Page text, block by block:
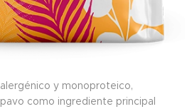
y monoproteico,
como ingrediente principal